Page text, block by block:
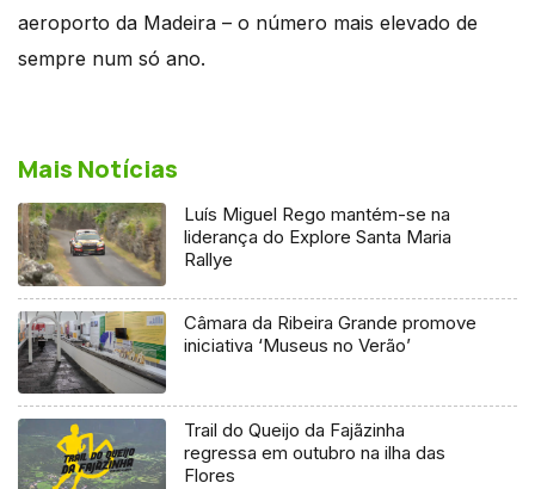
aeroporto da Madeira – o número mais elevado de
sempre num só ano.
Mais Notícias
Luís Miguel Rego mantém-se na
liderança do Explore Santa Maria
Rallye
Câmara da Ribeira Grande promove
iniciativa ‘Museus no Verão’
Trail do Queijo da Fajãzinha
regressa em outubro na ilha das
Flores